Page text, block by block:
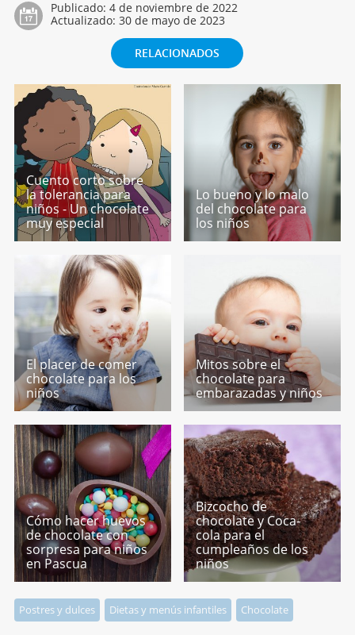
Publicado: 4 de noviembre de 2022
Actualizado: 30 de mayo de 2023
RELACIONADOS
Cuento corto sobre
la tolerancia para
niños - Un chocolate
muy especial
Lo bueno y lo malo
del chocolate para
los niños
El placer de comer
chocolate para los
niños
Mitos sobre el
chocolate para
embarazadas y niños
Cómo hacer huevos
de chocolate con
sorpresa para niños
en Pascua
Bizcocho de
chocolate y Coca-
cola para el
cumpleaños de los
niños
Postres y dulces Dietas y menús infantiles Chocolate